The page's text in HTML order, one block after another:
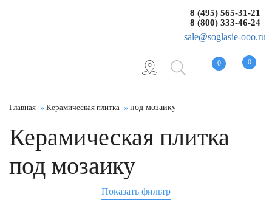
0 0
8 (495) 565-31-21
8 (800) 333-46-24
sale@soglasie-ooo.ru
Главная Керамическая плитка под мозаику
Керамическая плитка
под мозаику
Показать фильтр